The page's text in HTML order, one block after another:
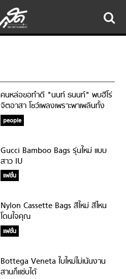
คนหล่อขอทำดี "นนท์ ธนนท์" พบฮีโร่
จิตอาสา โชว์เพลงเพราะพาเพลินทั้ง
โรงพยาบาล
people
Gucci Bamboo Bags รุ่นใหม่ แบบ
สาว IU
แฟชั่น
Nylon Cassette Bags สีใหม่ สีไหน
โดนใจคุณ
แฟชั่น
Bottega Veneta ใบใหม่ไม่เน้นงาน
สานก็แซ่บได้